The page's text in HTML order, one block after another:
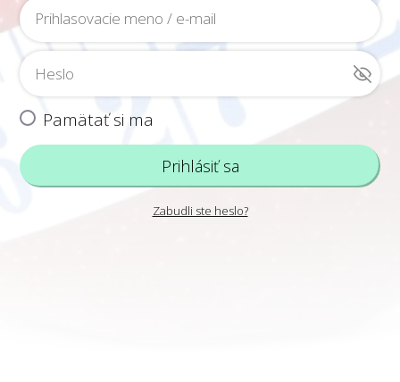
Pamätať si ma
Prihlásiť sa
Zabudli ste heslo?